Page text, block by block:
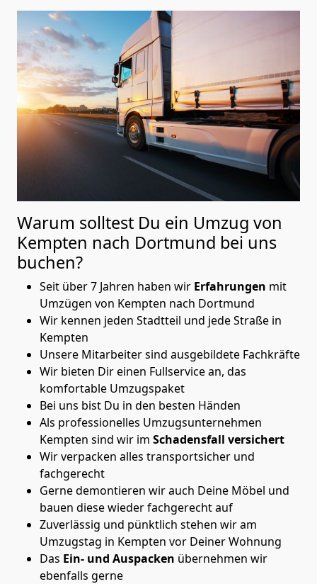
Warum solltest Du ein Umzug von
Kempten nach Dortmund bei uns
buchen?
Seit über 7 Jahren haben wir Erfahrungen mit
Umzügen von Kempten nach Dortmund
Wir kennen jeden Stadtteil und jede Straße in
Kempten
Unsere Mitarbeiter sind ausgebildete Fachkräfte
Wir bieten Dir einen Fullservice an, das
komfortable Umzugspaket
Bei uns bist Du in den besten Händen
Als professionelles Umzugsunternehmen
Kempten sind wir im Schadensfall versichert
Wir verpacken alles transportsicher und
fachgerecht
Gerne demontieren wir auch Deine Möbel und
bauen diese wieder fachgerecht auf
Zuverlässig und pünktlich stehen wir am
Umzugstag in Kempten vor Deiner Wohnung
Das Ein- und Auspacken übernehmen wir
ebenfalls gerne